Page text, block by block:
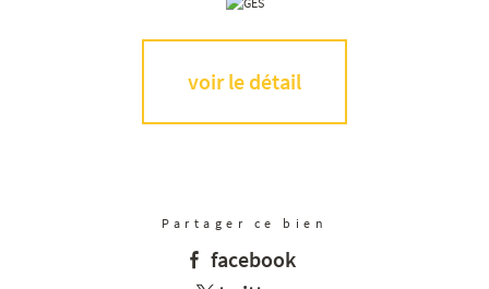
voir le détail
Partager ce bien
facebook